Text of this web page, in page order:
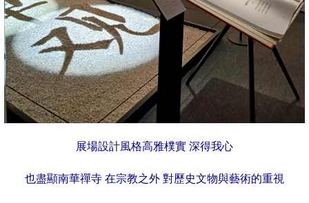
展場設計風格高雅樸實 深得我心
也盡顯南華禪寺 在宗教之外 對歷史文物與藝術的重視